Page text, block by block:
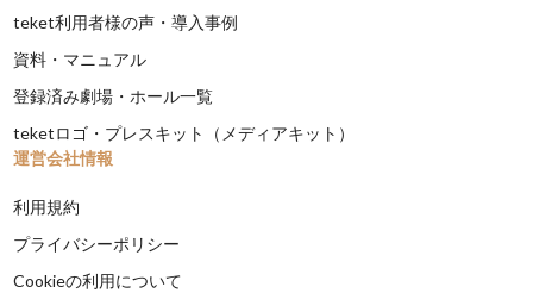
teket利用者様の声・導入事例
資料・マニュアル
登録済み劇場・ホール一覧
teketロゴ・プレスキット（メディアキット）
運営会社情報
利用規約
プライバシーポリシー
Cookieの利用について